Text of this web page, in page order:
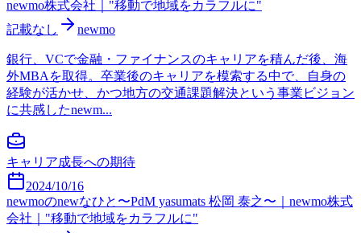
newmo株式会社｜"移動で地域をカラフルに"
記載なし
newmo
銀行、VCで金融・ファイナンスのキャリアを積んだ後、海
外MBAを取得。卒業後のキャリアを模索する中で、自身の
経験が活かせ、かつ地方の交通課題解決という事業ビジョン
に共感したnewm...
キャリア成長への期待
2024/10/16
newmoのnewなひと〜PdM yasumats 松岡 泰之〜｜newmo株式
会社｜"移動で地域をカラフルに"